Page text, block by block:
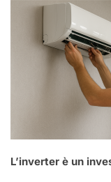
L’inverter è un